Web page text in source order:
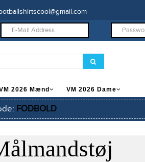
2026 Mænd VM 2026 Dame
FODBOLD